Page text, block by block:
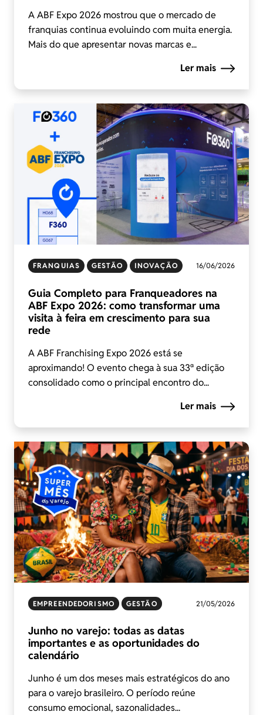
A ABF Expo 2026 mostrou que o mercado de
franquias continua evoluindo com muita energia.
Mais do que apresentar novas marcas e...
Ler mais
FRANQUIAS GESTÃO INOVAÇÃO 16/06/2026
Guia Completo para Franqueadores na
ABF Expo 2026: como transformar uma
visita à feira em crescimento para sua
rede
A ABF Franchising Expo 2026 está se
aproximando! O evento chega à sua 33ª edição
consolidado como o principal encontro do...
Ler mais
EMPREENDEDORISMO GESTÃO 21/05/2026
Junho no varejo: todas as datas
importantes e as oportunidades do
calendário
Junho é um dos meses mais estratégicos do ano
para o varejo brasileiro. O período reúne
consumo emocional, sazonalidades...